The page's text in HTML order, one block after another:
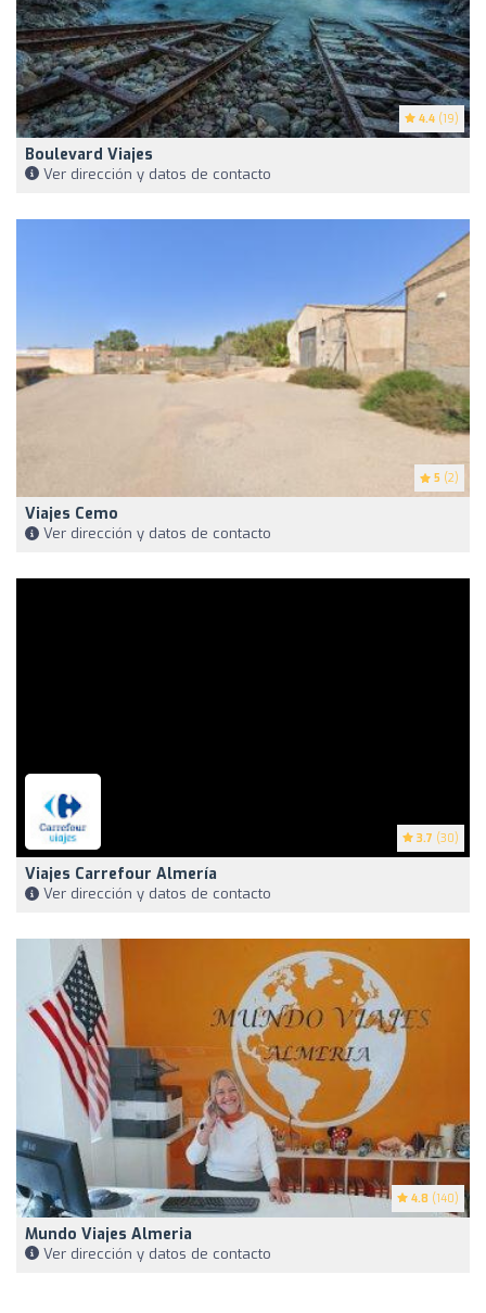
4.4 (19)
Boulevard Viajes
Ver dirección y datos de contacto
5 (2)
Viajes Cemo
Ver dirección y datos de contacto
3.7 (30)
Viajes Carrefour Almería
Ver dirección y datos de contacto
4.8 (140)
Mundo Viajes Almeria
Ver dirección y datos de contacto